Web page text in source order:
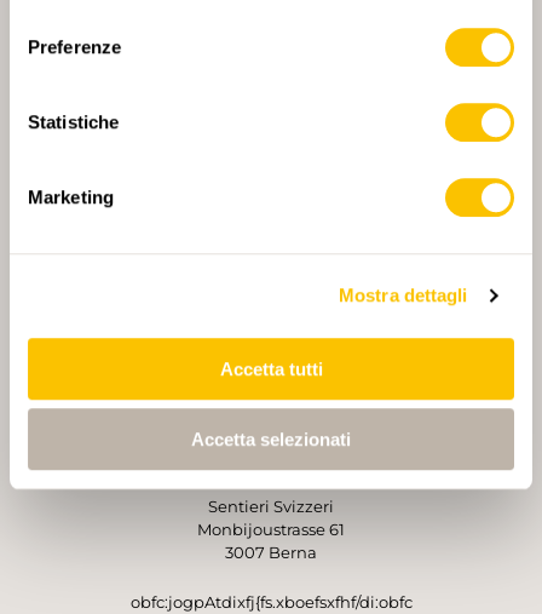
Preferenze
Statistiche
Marketing
Mostra dettagli
Accetta tutti
Accetta selezionati
PARTNER PARTNER
GESTORE
Sentieri Svizzeri
Monbijoustrasse 61
3007 Berna
obfc:jogpAtdixfj{fs.xboefsxfhf/di:obfc